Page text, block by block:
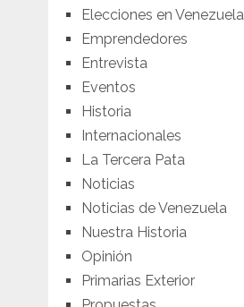
Elecciones en Venezuela
Emprendedores
Entrevista
Eventos
Historia
Internacionales
La Tercera Pata
Noticias
Noticias de Venezuela
Nuestra Historia
Opinión
Primarias Exterior